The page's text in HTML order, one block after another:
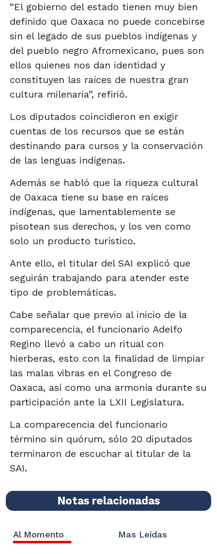
“El gobierno del estado tienen muy bien
definido que Oaxaca no puede concebirse
sin el legado de sus pueblos indígenas y
del pueblo negro Afromexicano, pues son
ellos quienes nos dan identidad y
constituyen las raíces de nuestra gran
cultura milenaria”, refirió.
Los diputados coincidieron en exigir
cuentas de los recursos que se están
destinando para cursos y la conservación
de las lenguas indígenas.
Además se habló que la riqueza cultural
de Oaxaca tiene su base en raíces
indígenas, que lamentablemente se
pisotean sus derechos, y los ven como
solo un producto turístico.
Ante ello, el titular del SAI explicó que
seguirán trabajando para atender este
tipo de problemáticas.
Cabe señalar que previo al inicio de la
comparecencia, el funcionario Adelfo
Regino llevó a cabo un ritual con
hierberas, esto con la finalidad de limpiar
las malas vibras en el Congreso de
Oaxaca, así como una armonía durante su
participación ante la LXII Legislatura.
La comparecencia del funcionario
término sin quórum, sólo 20 diputados
terminaron de escuchar al titular de la
SAI.
Notas relacionadas
Al Momento Mas Leídas